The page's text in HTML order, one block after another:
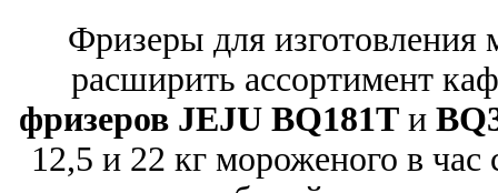
Фризеры для изготовления
расширить ассортимент
фризеров JEJU BQ181Tи
12,5 и 22 кг мороженого в